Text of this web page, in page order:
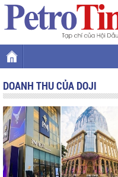
DOANH THU CỦA DOJI